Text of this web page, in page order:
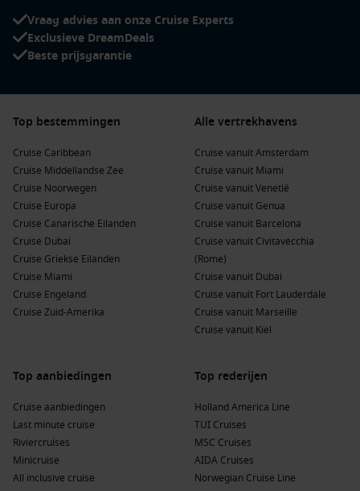
Vraag advies aan onze Cruise Experts
Exclusieve DreamDeals
Beste prijsgarantie
Top bestemmingen
Cruise Caribbean
Cruise Middellandse Zee
Cruise Noorwegen
Cruise Europa
Cruise Canarische Eilanden
Cruise Dubai
Cruise Griekse Eilanden
Cruise Miami
Cruise Engeland
Cruise Zuid-Amerika
Alle vertrekhavens
Cruise vanuit Amsterdam
Cruise vanuit Miami
Cruise vanuit Venetië
Cruise vanuit Genua
Cruise vanuit Barcelona
Cruise vanuit Civitavecchia
(Rome)
Cruise vanuit Dubai
Cruise vanuit Fort Lauderdale
Cruise vanuit Marseille
Cruise vanuit Kiel
Top aanbiedingen
Cruise aanbiedingen
Last minute cruise
Riviercruises
Minicruise
All inclusive cruise
Top rederijen
Holland America Line
TUI Cruises
MSC Cruises
AIDA Cruises
Norwegian Cruise Line